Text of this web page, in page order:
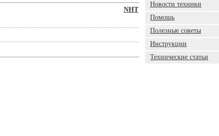
NHT
Новости техники
Помощь
Полезные советы
Инструкции
Технические статьи